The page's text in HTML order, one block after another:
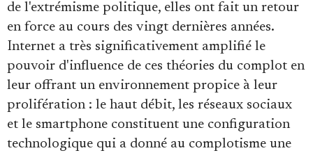
de l'extrémisme politique, elles ont fait un retour
en force au cours des vingt dernières années.
Internet a très significativement amplifié le
pouvoir d'influence de ces théories du complot en
leur offrant un environnement propice à leur
prolifération : le haut débit, les réseaux sociaux
et le smartphone constituent une configuration
technologique qui a donné au complotisme une